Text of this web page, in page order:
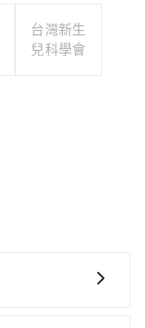
台灣新生
兒科學會